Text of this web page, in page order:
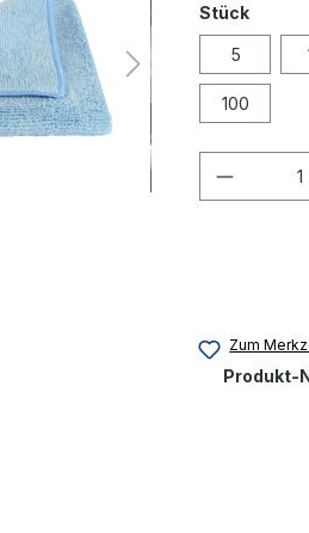
Stück
5
100
Zum
Produkt-